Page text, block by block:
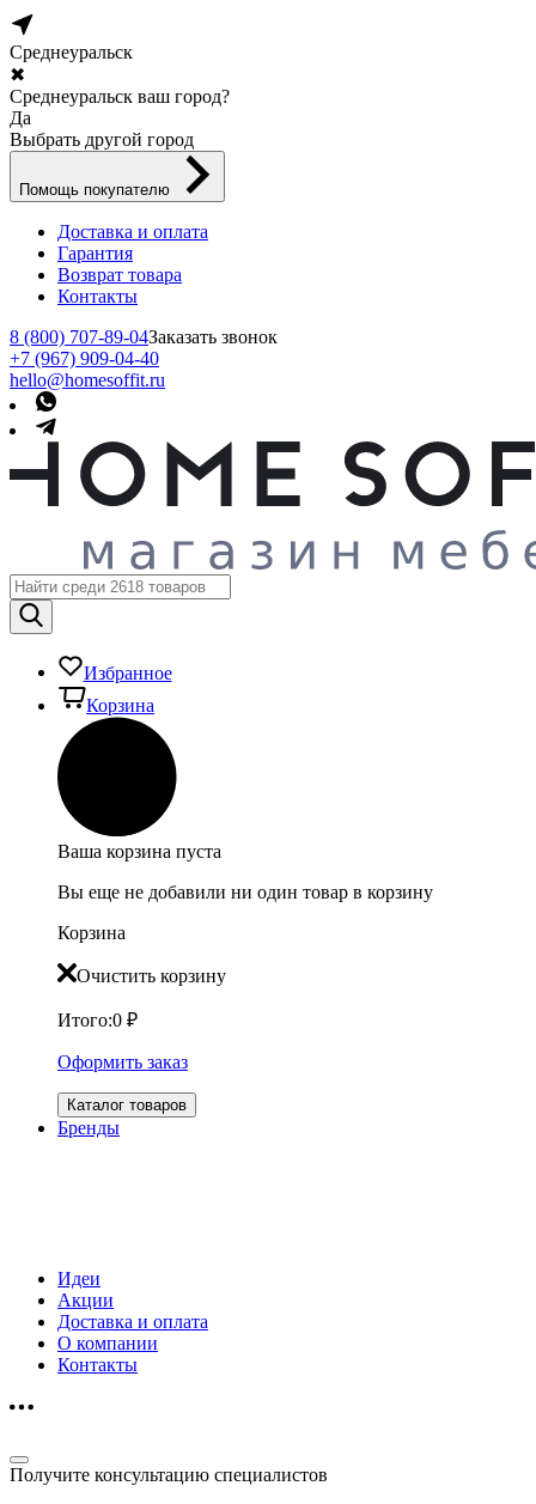
Среднеуральск
✖
Среднеуральск ваш город?
Да
Выбрать другой город
Помощь покупателю
Доставка и оплата
Гарантия
Возврат товара
Контакты
8 (800) 707-89-04Заказать звонок
+7 (967) 909-04-40
hello@homesoffit.ru
Избранное
Корзина
Ваша корзина пуста
Вы еще не добавили ни один товар в корзину
Корзина
Очистить корзину
Итого:0 ₽
Оформить заказ
Каталог товаров
Бренды
Идеи
Акции
Доставка и оплата
О компании
Контакты
Получите консультацию специалистов